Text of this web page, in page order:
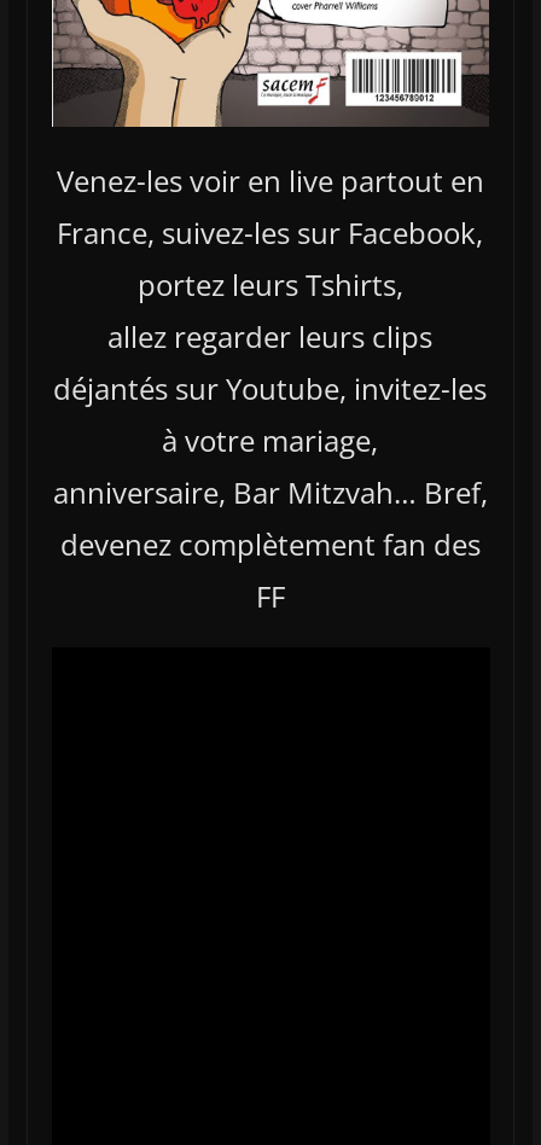
Venez-les voir en live partout en
France, suivez-les sur Facebook,
portez leurs Tshirts,
allez regarder leurs clips
déjantés sur Youtube, invitez-les
à votre mariage,
anniversaire, Bar Mitzvah… Bref,
devenez complètement fan des
FF